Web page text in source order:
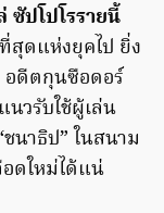
ซัปโปโรรายนี้
สุดแห่งยุคไป ยิ่ง
อดีตกุนซือดอร์
วรับใช้ผู้เล่น
นาธิป” ในสนาม
ดใหม่ได้แน่